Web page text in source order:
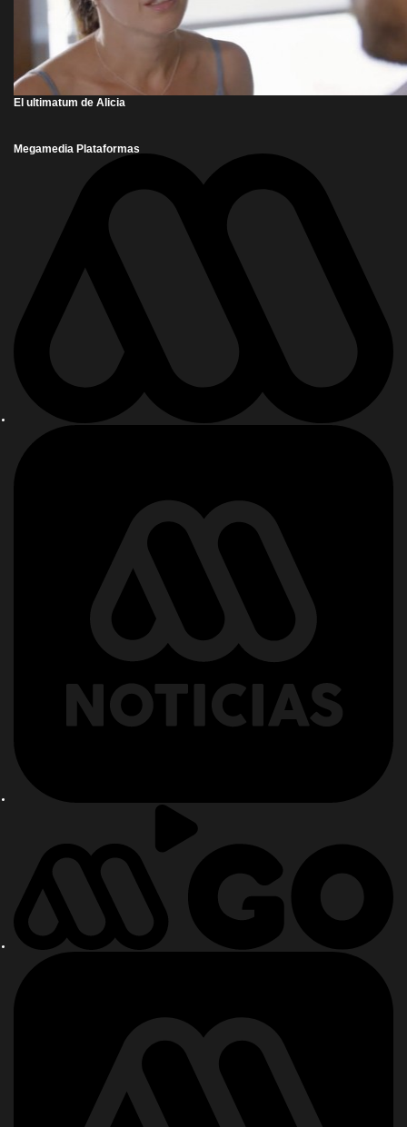
El ultimatum de Alicia
Megamedia Plataformas